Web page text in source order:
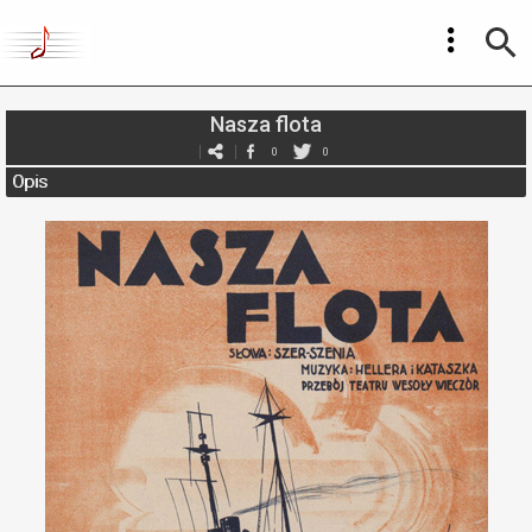
Nasza flota
0 0
Opis